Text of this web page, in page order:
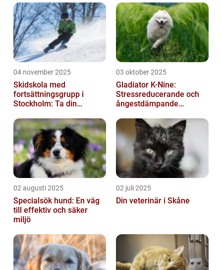
04 november 2025
Skidskola med
fortsättningsgrupp i
Stockholm: Ta din
03 oktober 2025
Gladiator K-Nine:
Stressreducerande och
ångestdämpande
02 augusti 2025
Specialsök hund: En väg
till effektiv och säker
miljö
02 juli 2025
Din veterinär i Skåne